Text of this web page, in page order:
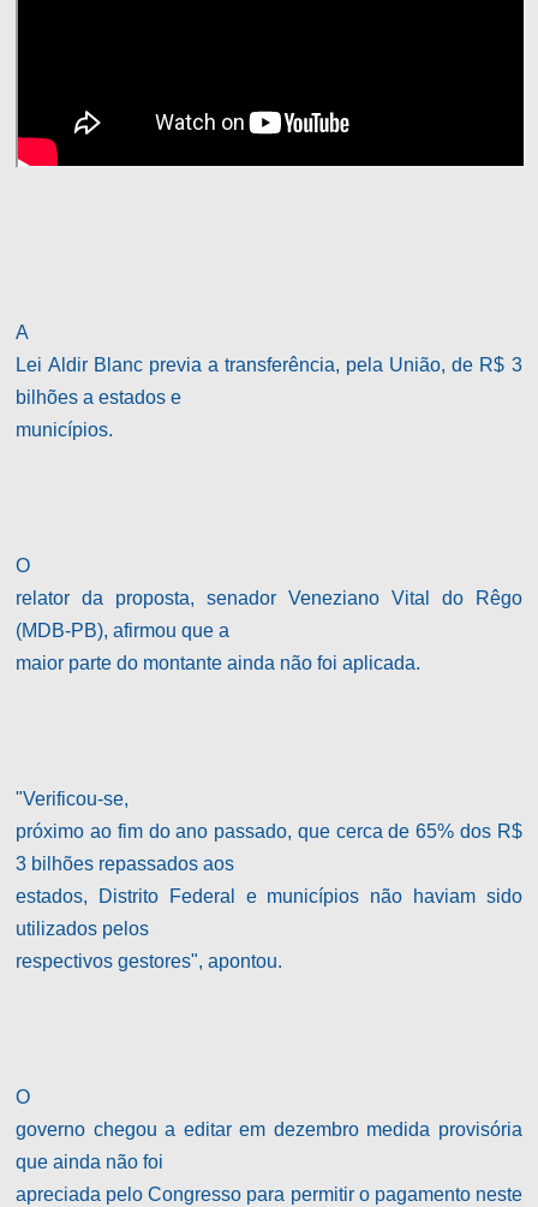
A
Lei Aldir Blanc previa a transferência, pela União, de R$ 3
bilhões a estados e
municípios.
O
relator da proposta, senador Veneziano Vital do Rêgo
(MDB-PB), afirmou que a
maior parte do montante ainda não foi aplicada.
"Verificou-se,
próximo ao fim do ano passado, que cerca de 65% dos R$
3 bilhões repassados aos
estados, Distrito Federal e municípios não haviam sido
utilizados pelos
respectivos gestores", apontou.
O
governo chegou a editar em dezembro medida provisória
que ainda não foi
apreciada pelo Congresso para permitir o pagamento neste